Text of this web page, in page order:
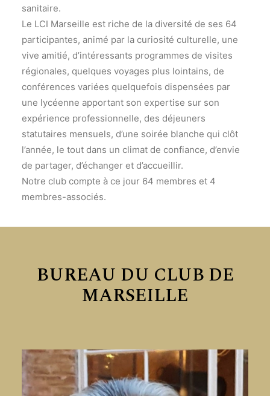
sanitaire.
Le LCI Marseille est riche de la diversité de ses 64
participantes, animé par la curiosité culturelle, une
vive amitié, d’intéressants programmes de visites
régionales, quelques voyages plus lointains, de
conférences variées quelquefois dispensées par
une lycéenne apportant son expertise sur son
expérience professionnelle, des déjeuners
statutaires mensuels, d’une soirée blanche qui clôt
l’année, le tout dans un climat de confiance, d’envie
de partager, d’échanger et d’accueillir.
Notre club compte à ce jour 64 membres et 4
membres-associés.
BUREAU DU CLUB DE
MARSEILLE